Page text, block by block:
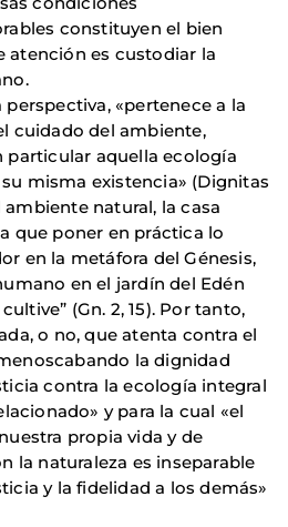
constituyen el bien
atención es custodiar la
«pertenece a la
cuidado del ambiente,
particular aquella ecología
misma existencia» (Dignitas
natural, la casa
que poner en práctica lo
en la metáfora del Génesis,
en el jardín del Edén
(Gn. 2, 15). Por tanto,
o no, que atenta contra el
la dignidad
contra la ecología integral
y para la cual «el
propia vida y de
la naturaleza es inseparable
y la fidelidad a los demás»